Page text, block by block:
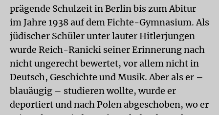
prägende Schulzeit in Berlin bis zum Abitur
im Jahre 1938 auf dem Fichte-Gymnasium. Als
jüdischer Schüler unter lauter Hitlerjungen
wurde Reich-Ranicki seiner Erinnerung nach
nicht ungerecht bewertet, vor allem nicht in
Deutsch, Geschichte und Musik. Aber als er –
blauäugig – studieren wollte, wurde er
deportiert und nach Polen abgeschoben, wo er